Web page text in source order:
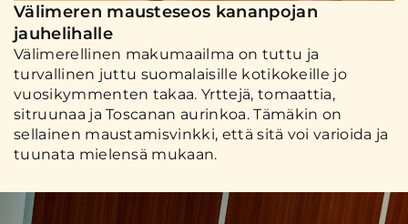
Välimeren mausteseos kananpojan
jauhelihalle
Välimerellinen makumaailma on tuttu ja
turvallinen juttu suomalaisille kotikokeille jo
vuosikymmenten takaa. Yrttejä, tomaattia,
sitruunaa ja Toscanan aurinkoa. Tämäkin on
sellainen maustamisvinkki, että sitä voi varioida ja
tuunata mielensä mukaan.